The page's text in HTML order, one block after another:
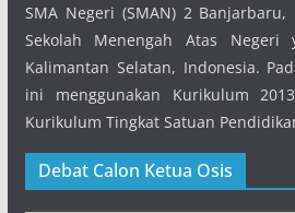
SMA Negeri (SMAN) 2
Sekolah Menengah Atas
Kalimantan Selatan, Indonesia.
ini menggunakan Kurikulum
Kurikulum Tingkat Satuan
Debat Calon Ketua Osis